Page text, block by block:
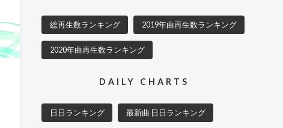
総再生数ランキング 2019年曲再生数ランキング
2020年曲再生数ランキング
DAILY CHARTS
日日ランキング 最新曲 日日ランキング